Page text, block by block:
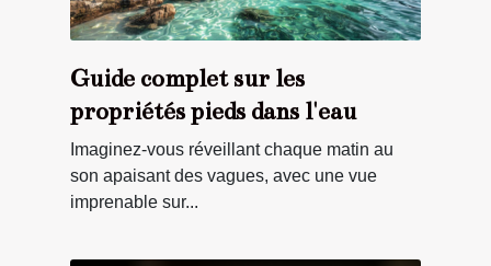
Guide complet sur les
propriétés pieds dans l'eau
Imaginez-vous réveillant chaque matin au
son apaisant des vagues, avec une vue
imprenable sur...